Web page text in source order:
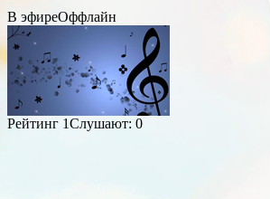
В эфиреОффлайн
Рейтинг 1Слушают: 0